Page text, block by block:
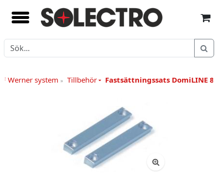
Werner system» Tillbehör Fastsättningssats DomiLINE 80